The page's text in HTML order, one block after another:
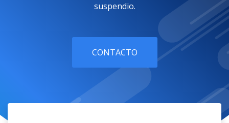
suspendio.
CONTACTO